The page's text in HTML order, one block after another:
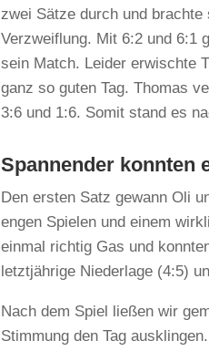
zwei Sätze durch und brachte
Verzweiflung. Mit 6:2 und 6:1
sein Match. Leider erwischte
ganz so guten Tag. Thomas
3:6 und 1:6. Somit stand es
Spannender konnten
Den ersten Satz gewann Oli
engen Spielen und einem
einmal richtig Gas und
letztjährige Niederlage (4:5)
Nach dem Spiel ließen wir
Stimmung den Tag